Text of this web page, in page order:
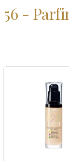
56 -